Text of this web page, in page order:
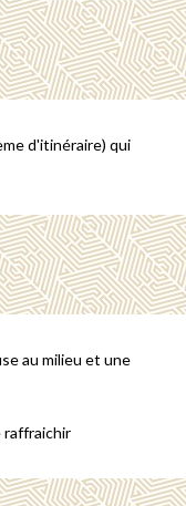
d'itinéraire) qui
au milieu et une
raffraichir